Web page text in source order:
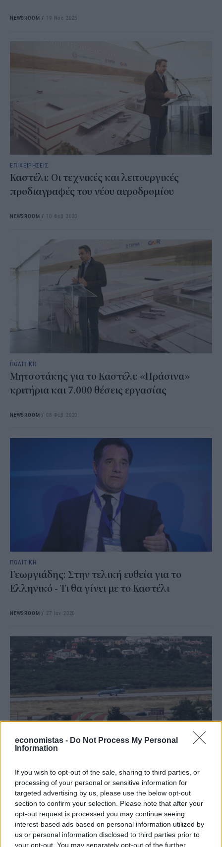
economistas - Do Not Process My Personal
Information
If you wish to opt-out of the sale, sharing to third parties, or
processing of your personal or sensitive information for
targeted advertising by us, please use the below opt-out
section to confirm your selection. Please note that after your
opt-out request is processed you may continue seeing
interest-based ads based on personal information utilized by
us or personal information disclosed to third parties prior to
your opt-out. You may separately opt-out of the further
NEWSROOM / 19 Νοε 2025
ΕΠΙΧΕΙΡΗΣΕΙΣ
Καστέλι: Οι τεχνικές και λειτουργικές
προδιαγραφές του νέου αεροδρομίου
NEWSROOM / 10 Φεβ 2020
ΠΟΛΙΤΙΚΗ
Μητσοτάκης για το Καστέλι: «Πράσινα»
κριτήρια και 7.000 θέσεις εργασίας
NEWSROOM / 08 Φεβ 2020
ΠΟΛΙΤΙΚΗ
Γεωργιάδης: Στην τελική ευθεία για το
Ελληνικό - Τι θα γίνει με το Καστέλι
NEWSROOM / 27 Ιαν 2020
Αντίστροφη μέτρηση για τη μεγαλύτερη
επένδυση στην Κρήτη
ΑΧΙΛΛΕΑΣ ΤΟΠΑΣ/09 Δεκ 2019